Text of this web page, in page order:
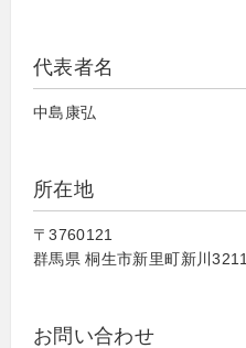
代表者名
中島康弘
所在地
〒3760121
群馬県 桐生市新里町新川3211
お問い合わせ